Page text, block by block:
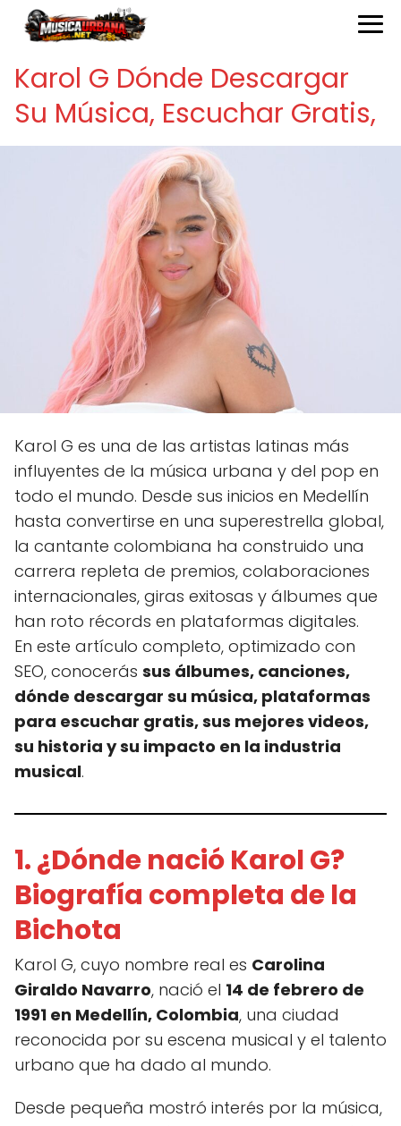
Karol G Dónde Descargar
Su Música, Escuchar Gratis,
Karol G es una de las artistas latinas más
influyentes de la música urbana y del pop en
todo el mundo. Desde sus inicios en Medellín
hasta convertirse en una superestrella global,
la cantante colombiana ha construido una
carrera repleta de premios, colaboraciones
internacionales, giras exitosas y álbumes que
han roto récords en plataformas digitales.
En este artículo completo, optimizado con
SEO, conocerás sus álbumes, canciones,
dónde descargar su música, plataformas
para escuchar gratis, sus mejores videos,
su historia y su impacto en la industria
musical.
1. ¿Dónde nació Karol G?
Biografía completa de la
Bichota
Karol G, cuyo nombre real es Carolina
Giraldo Navarro, nació el 14 de febrero de
1991 en Medellín, Colombia, una ciudad
reconocida por su escena musical y el talento
urbano que ha dado al mundo.
Desde pequeña mostró interés por la música,